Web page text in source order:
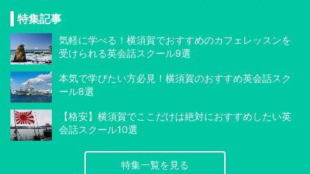
特集記事
気軽に学べる！横須賀でおすすめのカフェレッスンを
受けられる英会話スクール9選
本気で学びたい方必見！横須賀のおすすめ英会話スク
ール8選
【格安】横須賀でここだけは絶対におすすめしたい英
会話スクール10選
特集一覧を見る